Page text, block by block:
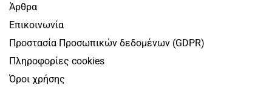
Άρθρα
Επικοινωνία
Προστασία Προσωπικών δεδομένων (GDPR)
Πληροφορίες cookies
Όροι χρήσης